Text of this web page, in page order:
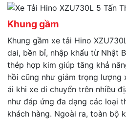
Khung gầm
Khung gầm xe tải Hino
dai, bền bỉ, nhập khẩu từ Nhật
thép hợp kim giúp tăng khả
hồi cũng như giảm trọng lượng
ái khi xe di chuyển trên nhiều
như đáp ứng đa dạng các loại
khách hàng. Ngoài ra, toàn bộ